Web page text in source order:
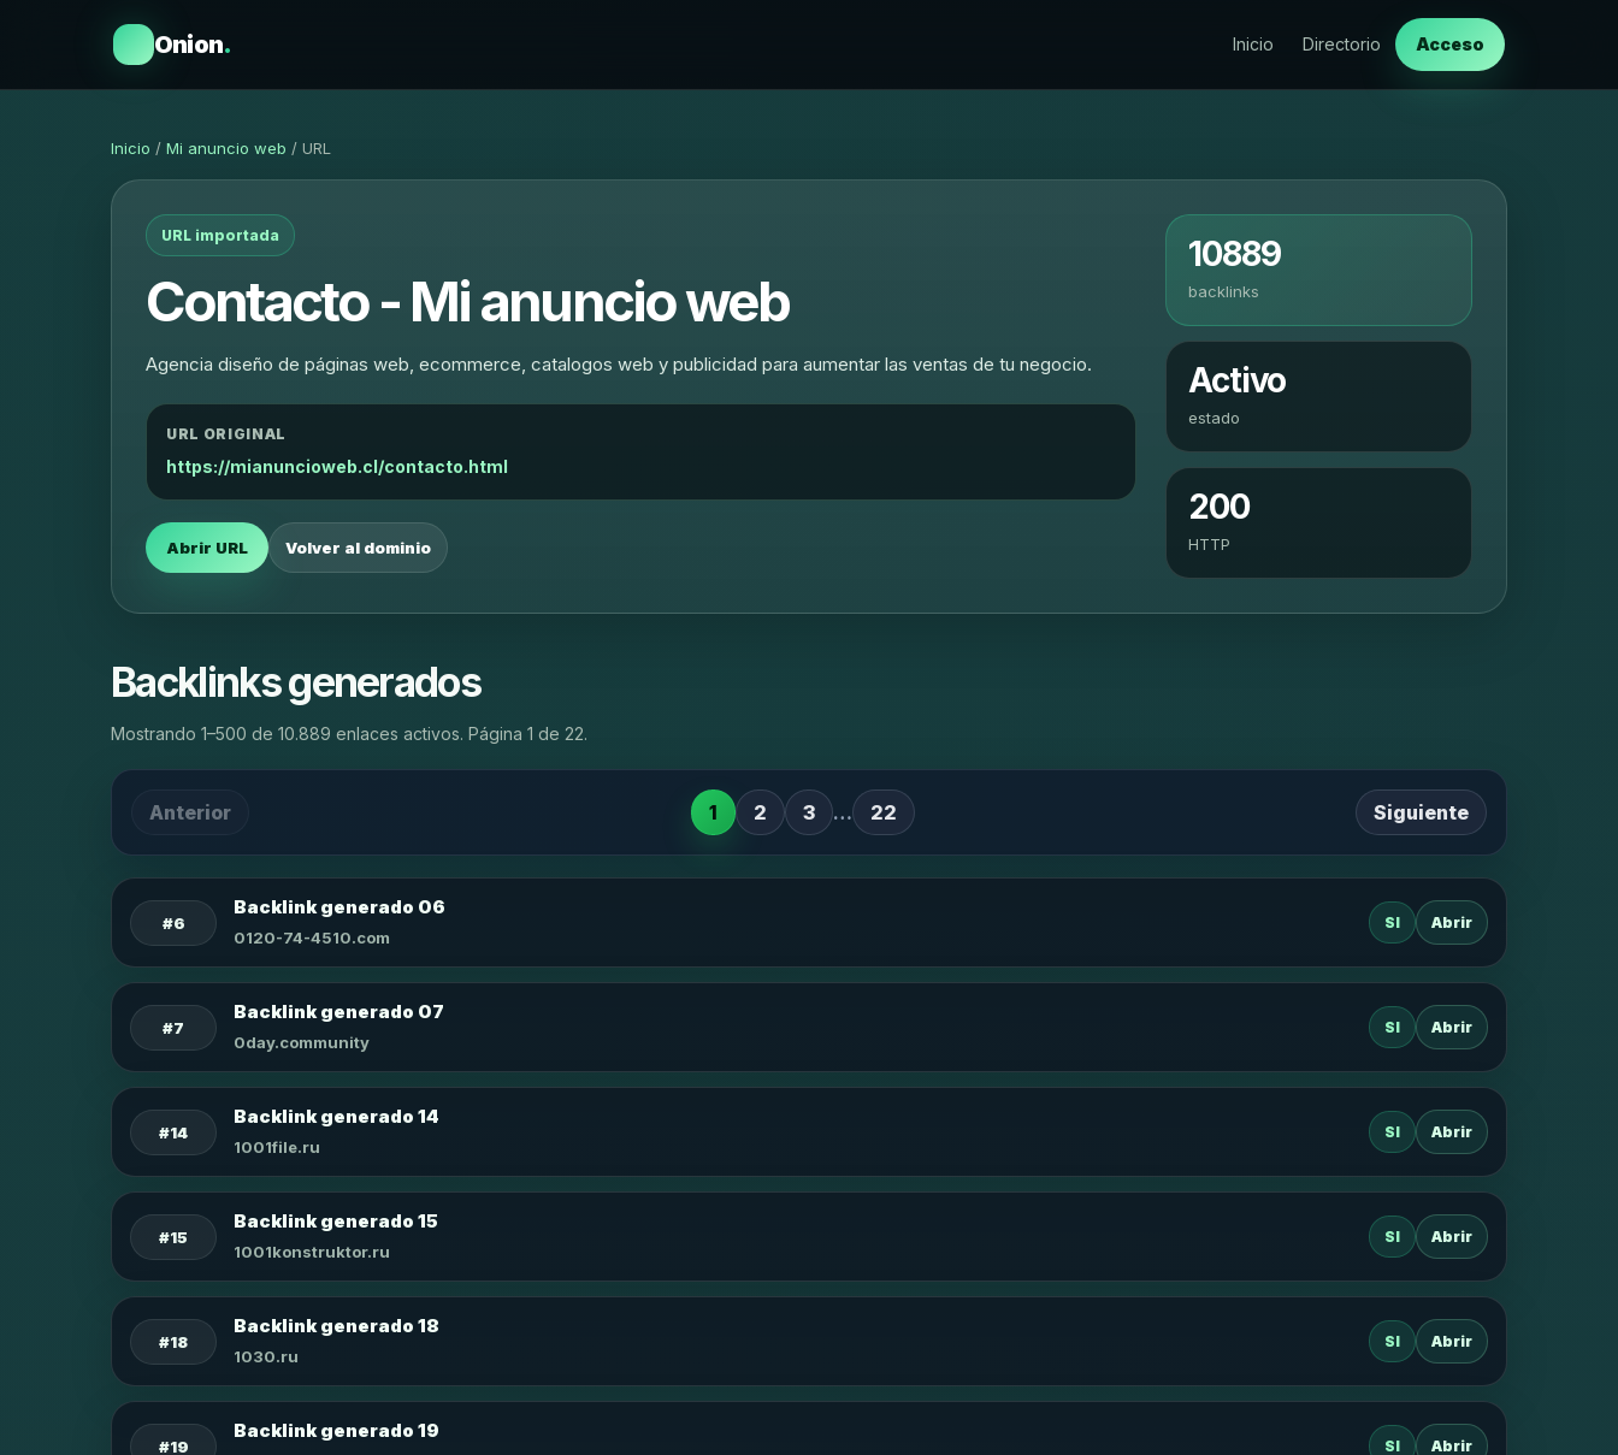
Onion. Inicio Directorio Acceso
Inicio / Mi anuncio web / URL
URL importada
Contacto - Mi anuncio web
Agencia diseño de páginas web, ecommerce, catalogos web y publicidad para aumentar las ventas de tu negocio.
URL ORIGINAL
https://mianuncioweb.cl/contacto.html
Abrir URL Volver al dominio
10889
backlinks
Activo
estado
200
HTTP
Backlinks generados
Mostrando 1–500 de 10.889 enlaces activos. Página 1 de 22.
Anterior 1 2 3 … 22 Siguiente
#6
Backlink generado 06
0120-74-4510.com
SI Abrir
#7
Backlink generado 07
0day.community
SI Abrir
#14
Backlink generado 14
1001file.ru
SI Abrir
#15
Backlink generado 15
1001konstruktor.ru
SI Abrir
#18
Backlink generado 18
1030.ru
SI Abrir
#19
Backlink generado 19
SI Abrir